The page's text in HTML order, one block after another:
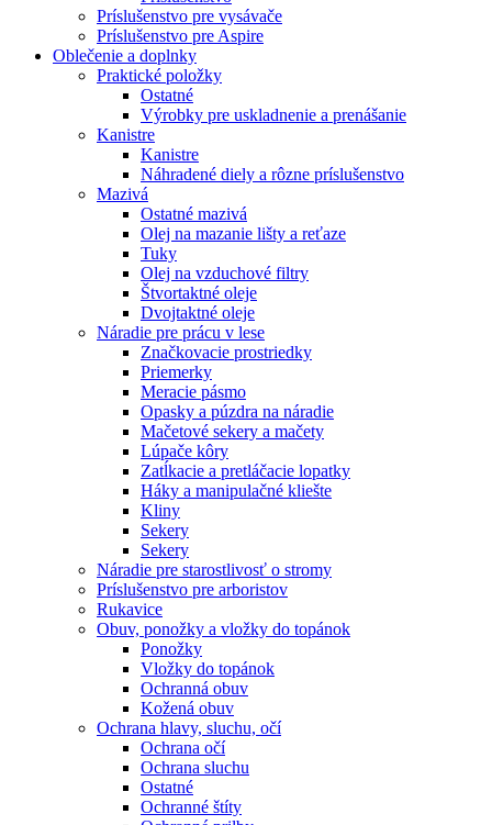
Príslušenstvo pre vysávače
Príslušenstvo pre Aspire
Oblečenie a doplnky
Praktické položky
Ostatné
Výrobky pre uskladnenie a prenášanie
Kanistre
Kanistre
Náhradené diely a rôzne príslušenstvo
Mazivá
Ostatné mazivá
Olej na mazanie lišty a reťaze
Tuky
Olej na vzduchové filtry
Štvortaktné oleje
Dvojtaktné oleje
Náradie pre prácu v lese
Značkovacie prostriedky
Priemerky
Meracie pásmo
Opasky a púzdra na náradie
Mačetové sekery a mačety
Lúpače kôry
Zatĺkacie a pretláčacie lopatky
Háky a manipulačné kliešte
Kliny
Sekery
Sekery
Náradie pre starostlivosť o stromy
Príslušenstvo pre arboristov
Rukavice
Obuv, ponožky a vložky do topánok
Ponožky
Vložky do topánok
Ochranná obuv
Kožená obuv
Ochrana hlavy, sluchu, očí
Ochrana očí
Ochrana sluchu
Ostatné
Ochranné štíty